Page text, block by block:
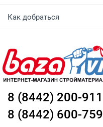
Как добраться
8 (8442) 200-911
8 (8442) 600-759